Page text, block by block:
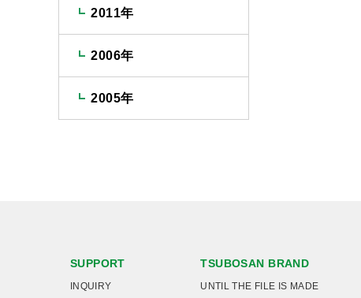
2011年
2006年
2005年
SUPPORT
INQUIRY
TSUBOSAN BRAND
UNTIL THE FILE IS MADE